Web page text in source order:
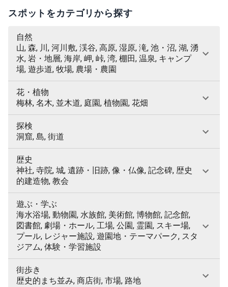
スポットをカテゴリから探す
自然
山, 森, 川, 河川敷, 渓谷, 高原, 湿原, 滝, 池・沼, 湖, 湧
水, 岩・地層, 海岸, 岬, 峠, 湾, 棚田, 温泉, キャンプ
場, 遊歩道, 牧場, 農場・農園
花・植物
梅林, 名木, 並木道, 庭園, 植物園, 花畑
探検
洞窟, 島, 街道
歴史
神社, 寺院, 城, 遺跡・旧跡, 像・仏像, 記念碑, 歴史
的建造物, 教会
遊ぶ・学ぶ
海水浴場, 動物園, 水族館, 美術館, 博物館, 記念館,
図書館, 劇場・ホール, 工場, 公園, 霊園, スキー場,
プール, レジャー施設, 遊園地・テーマパーク, スタ
ジアム, 体験・学習施設
街歩き
歴史的まち並み, 商店街, 市場, 路地